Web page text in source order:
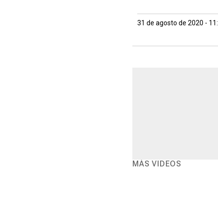
31 de agosto de 2020 -
MÁS VIDEOS